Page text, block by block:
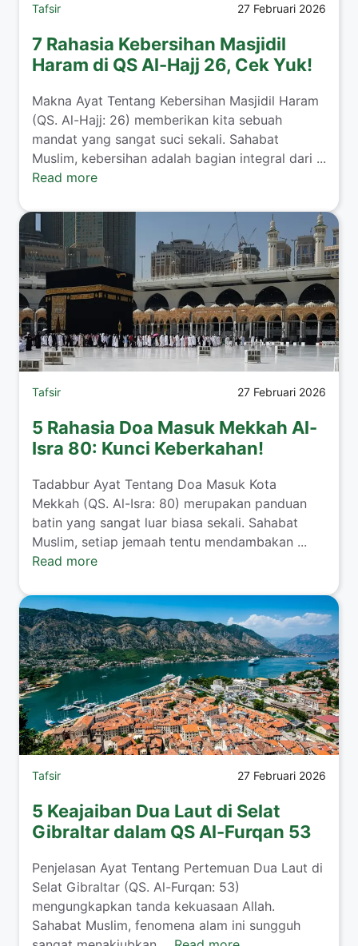
Tafsir 27 Februari 2026
7 Rahasia Kebersihan Masjidil
Haram di QS Al-Hajj 26, Cek Yuk!
Makna Ayat Tentang Kebersihan Masjidil Haram
(QS. Al-Hajj: 26) memberikan kita sebuah
mandat yang sangat suci sekali. Sahabat
Muslim, kebersihan adalah bagian integral dari ...
Read more
Tafsir 27 Februari 2026
5 Rahasia Doa Masuk Mekkah Al-
Isra 80: Kunci Keberkahan!
Tadabbur Ayat Tentang Doa Masuk Kota
Mekkah (QS. Al-Isra: 80) merupakan panduan
batin yang sangat luar biasa sekali. Sahabat
Muslim, setiap jemaah tentu mendambakan ...
Read more
Tafsir 27 Februari 2026
5 Keajaiban Dua Laut di Selat
Gibraltar dalam QS Al-Furqan 53
Penjelasan Ayat Tentang Pertemuan Dua Laut di
Selat Gibraltar (QS. Al-Furqan: 53)
mengungkapkan tanda kekuasaan Allah.
Sahabat Muslim, fenomena alam ini sungguh